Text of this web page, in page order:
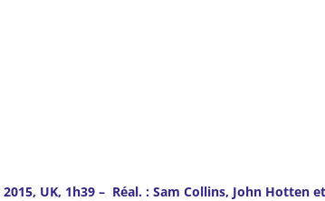
UK, 1h39 – Réal. : Sam Collins, John Hotten